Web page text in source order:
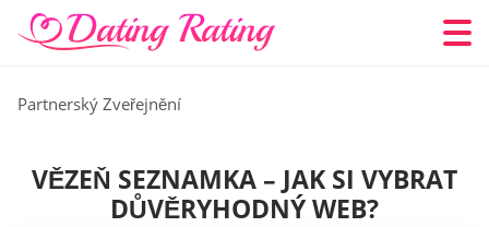
Partnerský Zveřejnění
VĚZEŇ SEZNAMKA – JAK SI VYBRAT
DŮVĚRYHODNÝ WEB?